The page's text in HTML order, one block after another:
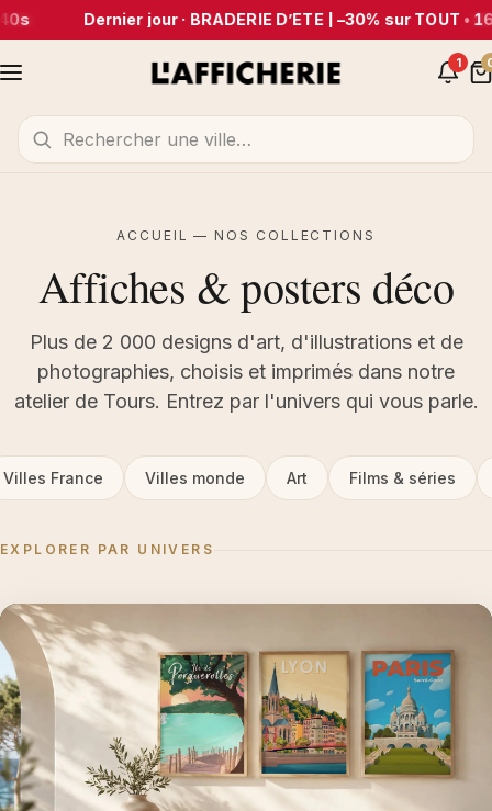
Dernier jour · BRADERIE D’ÉTÉ | –30% sur TOUT•16h
1
ACCUEIL — NOS COLLECTIONS
Affiches & posters déco
Plus de 2 000 designs d'art, d'illustrations et de
photographies, choisis et imprimés dans notre
atelier de Tours. Entrez par l'univers qui vous parle.
Villes France Villes monde Art Films & séries
EXPLORER PAR UNIVERS